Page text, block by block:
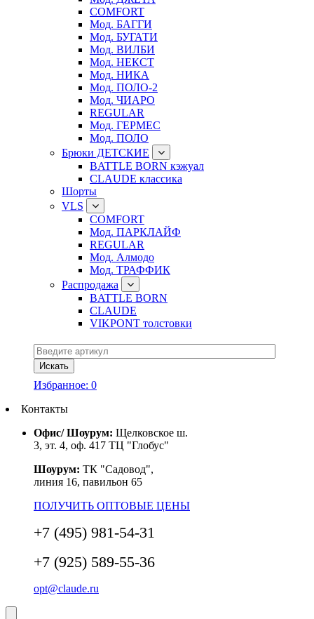
COMFORT
Мод. БАГГИ
Мод. БУГАТИ
Мод. ВИЛБИ
Мод. НЕКСТ
Мод. НИКА
Мод. ПОЛО-2
Мод. ЧИАРО
REGULAR
Мод. ГЕРМЕС
Мод. ПОЛО
Брюки ДЕТСКИЕ
BATTLE BORN кэжуал
CLAUDE классика
Шорты
VLS
COMFORT
Мод. ПАРКЛАЙФ
REGULAR
Мод. Алмодо
Мод. ТРАФФИК
Распродажа
BATTLE BORN
CLAUDE
VIKPONT толстовки
Избранное: 0
Контакты
Офис/ Шоурум: Щелковское ш.
3, эт. 4, оф. 417 ТЦ "Глобус"
Шоурум: ТК "Садовод",
линия 16, павильон 65
ПОЛУЧИТЬ ОПТОВЫЕ ЦЕНЫ
+7 (495) 981-54-31
+7 (925) 589-55-36
opt@claude.ru